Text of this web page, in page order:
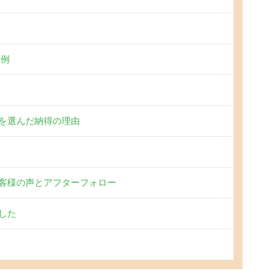
選んだ納得の理由
様の声とアフターフォロー
た